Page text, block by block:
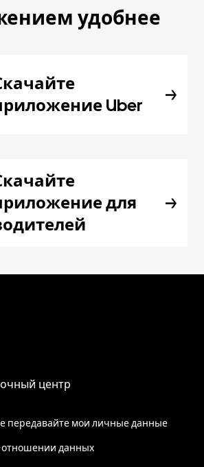
удобнее
Uber
для
центр
передавайте мои личные данные
отношении данных